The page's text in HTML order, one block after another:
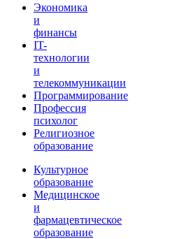
Экономика
и
финансы
IT-
технологии
и
телекоммуникации
Программирование
Профессия
психолог
Религиозное
образование
Культурное
образование
Медицинское
и
фармацевтическое
образование